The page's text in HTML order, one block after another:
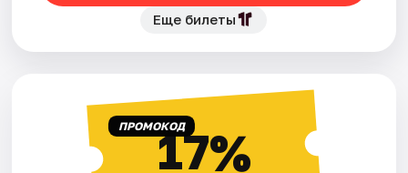
Еще билеты
ПРОМОКОД17%